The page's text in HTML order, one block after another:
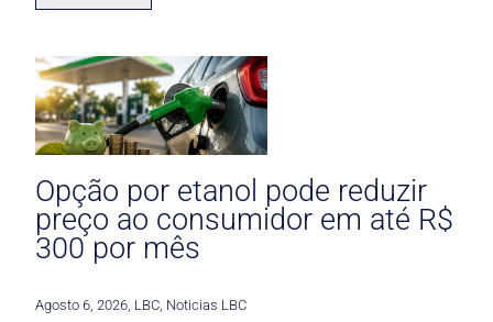
Opção por etanol pode reduzir
preço ao consumidor em até R$
300 por mês
Agosto 6, 2026 LBC Noticias LBC